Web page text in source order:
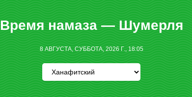
Время намаза — Шумерля
8 АВГУСТА, СУББОТА, 2026 Г., 18:05